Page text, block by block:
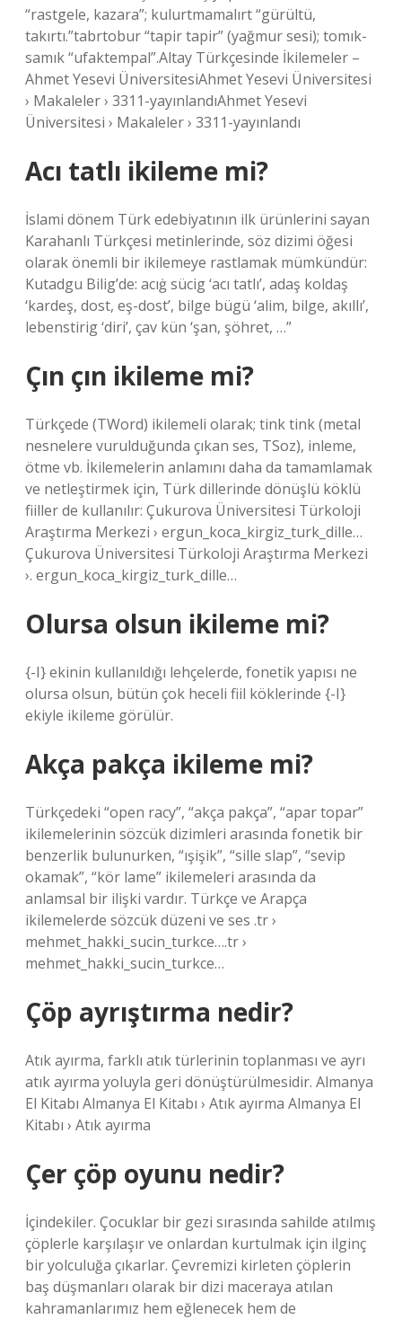
“rastgele, kazara”; kulurtmamalırt “gürültü,
takırtı.”tabrtobur “tapir tapir” (yağmur sesi); tomık-
samık “ufaktempal”.Altay Türkçesinde İkilemeler –
Ahmet Yesevi ÜniversitesiAhmet Yesevi Üniversitesi
› Makaleler › 3311-yayınlandıAhmet Yesevi
Üniversitesi › Makaleler › 3311-yayınlandı
Acı tatlı ikileme mi?
İslami dönem Türk edebiyatının ilk ürünlerini sayan
Karahanlı Türkçesi metinlerinde, söz dizimi öğesi
olarak önemli bir ikilemeye rastlamak mümkündür:
Kutadgu Bilig’de: acıġ sücig ‘acı tatlı’, adaş koldaş
‘kardeş, dost, eş-dost’, bilge bügü ‘alim, bilge, akıllı’,
lebenstirig ‘diri’, çav kün ‘şan, şöhret, …”
Çın çın ikileme mi?
Türkçede (TWord) ikilemeli olarak; tink tink (metal
nesnelere vurulduğunda çıkan ses, TSoz), inleme,
ötme vb. İkilemelerin anlamını daha da tamamlamak
ve netleştirmek için, Türk dillerinde dönüşlü köklü
fiiller de kullanılır: Çukurova Üniversitesi Türkoloji
Araştırma Merkezi › ergun_koca_kirgiz_turk_dille…
Çukurova Üniversitesi Türkoloji Araştırma Merkezi
›. ergun_koca_kirgiz_turk_dille…
Olursa olsun ikileme mi?
{-I} ekinin kullanıldığı lehçelerde, fonetik yapısı ne
olursa olsun, bütün çok heceli fiil köklerinde {-I}
ekiyle ikileme görülür.
Akça pakça ikileme mi?
Türkçedeki “open racy”, “akça pakça”, “apar topar”
ikilemelerinin sözcük dizimleri arasında fonetik bir
benzerlik bulunurken, “ışişik”, “sille slap”, “sevip
okamak”, “kör lame” ikilemeleri arasında da
anlamsal bir ilişki vardır. Türkçe ve Arapça
ikilemelerde sözcük düzeni ve ses .tr ›
mehmet_hakki_sucin_turkce….tr ›
mehmet_hakki_sucin_turkce…
Çöp ayrıştırma nedir?
Atık ayırma, farklı atık türlerinin toplanması ve ayrı
atık ayırma yoluyla geri dönüştürülmesidir. Almanya
El Kitabı Almanya El Kitabı › Atık ayırma Almanya El
Kitabı › Atık ayırma
Çer çöp oyunu nedir?
İçindekiler. Çocuklar bir gezi sırasında sahilde atılmış
çöplerle karşılaşır ve onlardan kurtulmak için ilginç
bir yolculuğa çıkarlar. Çevremizi kirleten çöplerin
baş düşmanları olarak bir dizi maceraya atılan
kahramanlarımız hem eğlenecek hem de